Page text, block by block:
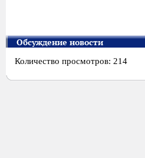
Обсуждение новости
Количество просмотров: 214